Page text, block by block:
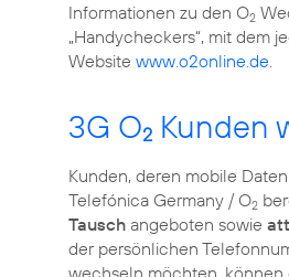
Informationen zu den O2
„Handycheckers“, mit dem
Website www.o2online.de.
3G O2 Kunden
Kunden, deren mobile
Telefónica Germany / O2
Tausch angeboten sowie
der persönlichen
wechseln möchten, können